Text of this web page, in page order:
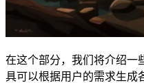
在这个部分，我们将介绍一
具可以根据用户的需求生成